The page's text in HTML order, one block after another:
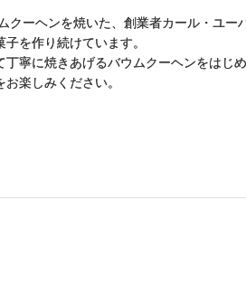
クーヘンを焼いた、創業者カール・ユー
を作り続けています。
寧に焼きあげるバウムクーヘンをはじ
楽しみください。